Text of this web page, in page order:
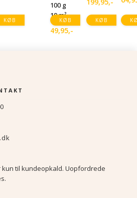
KØB KØB
100 g
10 m²
49,95,-
KØB
199,95,-
til kundeopkald. Uopfordrede